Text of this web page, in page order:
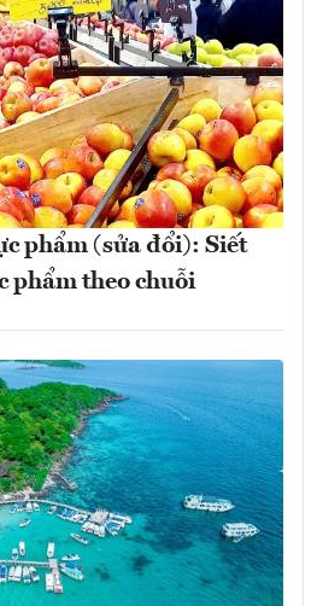
phẩm (sửa đổi): Siết
phẩm theo chuỗi